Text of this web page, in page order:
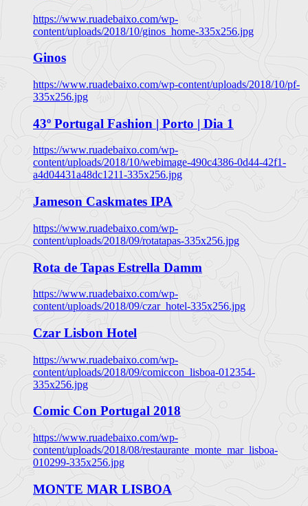
https://www.ruadebaixo.com/wp-
content/uploads/2018/10/ginos_home-335x256.jpg
Ginos
https://www.ruadebaixo.com/wp-content/uploads/2018/10/pf-
335x256.jpg
43º Portugal Fashion | Porto | Dia 1
https://www.ruadebaixo.com/wp-
content/uploads/2018/10/webimage-490c4386-0d44-42f1-
a4d04431a48dc1211-335x256.jpg
Jameson Caskmates IPA
https://www.ruadebaixo.com/wp-
content/uploads/2018/09/rotatapas-335x256.jpg
Rota de Tapas Estrella Damm
https://www.ruadebaixo.com/wp-
content/uploads/2018/09/czar_hotel-335x256.jpg
Czar Lisbon Hotel
https://www.ruadebaixo.com/wp-
content/uploads/2018/09/comiccon_lisboa-012354-
335x256.jpg
Comic Con Portugal 2018
https://www.ruadebaixo.com/wp-
content/uploads/2018/08/restaurante_monte_mar_lisboa-
010299-335x256.jpg
MONTE MAR LISBOA